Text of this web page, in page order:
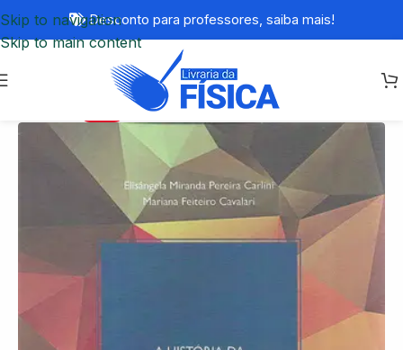
Skip to navigation
Skip to main content
Desconto para professores, saiba mais!